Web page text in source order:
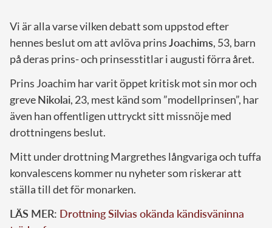
Vi är alla varse vilken debatt som uppstod efter
hennes beslut om att avlöva prinsJoachims, 53, barn
på deras prins- och prinsesstitlar i augusti förra året.
Prins Joachim har varit öppet kritisk mot sin mor och
greveNikolai, 23, mest känd som ”modellprinsen”, har
även han offentligen uttryckt sitt missnöje med
drottningens beslut.
Mitt under drottning Margrethes långvariga och tuffa
konvalescens kommer nu nyheter som riskerar att
ställa till det för monarken.
LÄS MER: Drottning Silvias okända kändisväninna